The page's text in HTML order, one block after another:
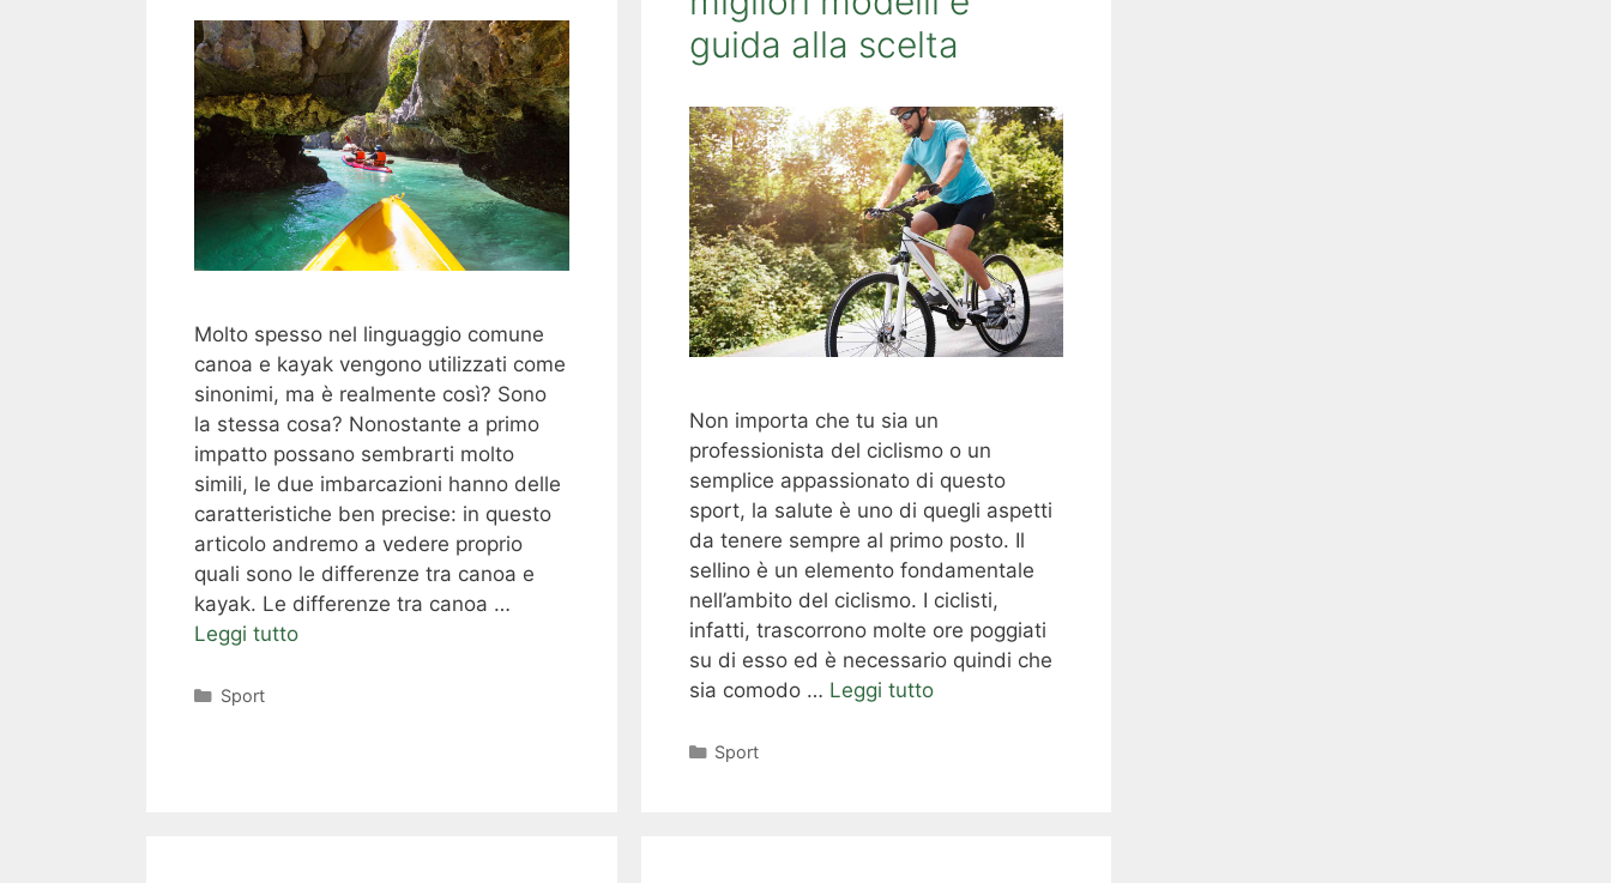
Molto spesso nel linguaggio comune
canoa e kayak vengono utilizzati come
sinonimi, ma è realmente così? Sono
la stessa cosa? Nonostante a primo
impatto possano sembrarti molto
simili, le due imbarcazioni hanno delle
caratteristiche ben precise: in questo
articolo andremo a vedere proprio
quali sono le differenze tra canoa e
kayak. Le differenze tra canoa …
Leggi tutto
Categorie
Sport
guida alla scelta
Non importa che tu sia un
professionista del ciclismo o un
semplice appassionato di questo
sport, la salute è uno di quegli aspetti
da tenere sempre al primo posto. Il
sellino è un elemento fondamentale
nell’ambito del ciclismo. I ciclisti,
infatti, trascorrono molte ore poggiati
su di esso ed è necessario quindi che
sia comodo … Leggi tutto
Categorie
Sport